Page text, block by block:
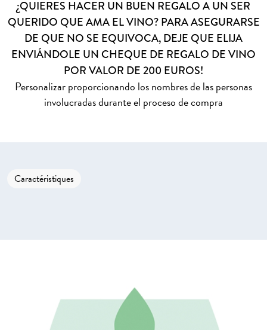
¿QUIERES HACER UN BUEN REGALO A UN SER
QUERIDO QUE AMA EL VINO? PARA ASEGURARSE
DE QUE NO SE EQUIVOCA, DEJE QUE ELIJA
ENVIÁNDOLE UN CHEQUE DE REGALO DE VINO
POR VALOR DE 200 EUROS!
Personalizar proporcionando los nombres de las personas
involucradas durante el proceso de compra
Caractéristiques